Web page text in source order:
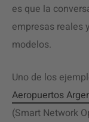
es que la
empresas reales
modelos.
Uno de los
Aeropuertos
(Smart Network